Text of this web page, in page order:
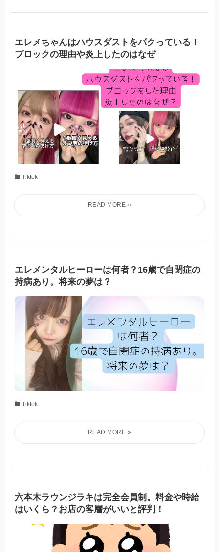
エレメちゃんはハウスダストをパクっている！
ブロックの理由や炎上したのはなぜ
Tiktok
エレメンタルヒーローは何者？16歳で自閉症の
持病あり。将来の夢は？
Tiktok
六本木ラウンジラキは完全会員制。料金や時給
はいくら？お店の客層がいいと評判！